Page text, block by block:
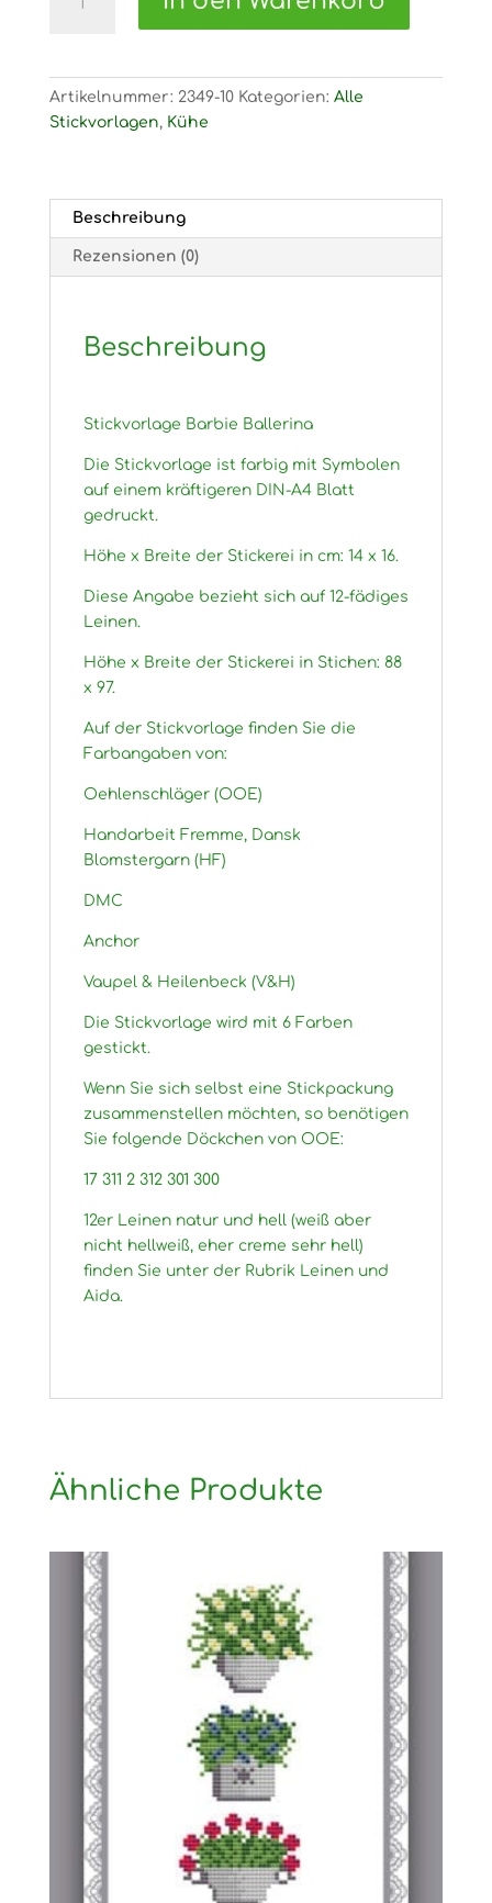
Stickvorlage
Artikelnummer: 2349-10 Kategorien: Alle
Stickvorlagen, Kühe
Beschreibung
Rezensionen (0)
Beschreibung
Stickvorlage Barbie Ballerina
Die Stickvorlage ist farbig mit Symbolen
auf einem kräftigeren DIN-A4 Blatt
gedruckt.
Höhe x Breite der Stickerei in cm: 14 x 16.
Diese Angabe bezieht sich auf 12-fädiges
Leinen.
Höhe x Breite der Stickerei in Stichen: 88
x 97.
Auf der Stickvorlage finden Sie die
Farbangaben von:
Oehlenschläger (OOE)
Handarbeit Fremme, Dansk
Blomstergarn (HF)
DMC
Anchor
Vaupel & Heilenbeck (V&H)
Die Stickvorlage wird mit 6 Farben
gestickt.
Wenn Sie sich selbst eine Stickpackung
zusammenstellen möchten, so benötigen
Sie folgende Döckchen von OOE:
17 311 2 312 301 300
12er Leinen natur und hell (weiß aber
nicht hellweiß, eher creme sehr hell)
finden Sie unter der Rubrik Leinen und
Aida.
Ähnliche Produkte